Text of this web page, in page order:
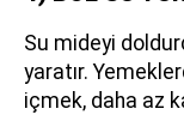
Su mideyi
yaratır.
içmek, daha az